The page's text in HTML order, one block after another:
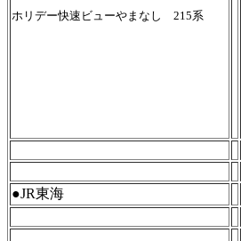
ホリデー快速ビューやまなし 215系
●JR東海